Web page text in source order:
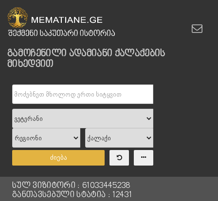
გამოჩენილი ადამიანი ქალაქების
მიხედვით
ძიება
სულ ვიზიტორი : 61033445238
განთავსებული სტატია : 12431